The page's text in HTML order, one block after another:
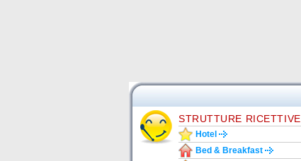
STRUTTURE RICETTIVE
Hotel
Bed & Breakfast